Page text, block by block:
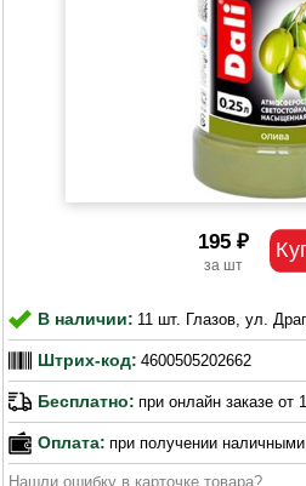
195 ₽
В наличии: 11 шт. Глазов, ул.
Штрих-код: 4600505202662
Бесплатно: при онлайн заказе от
Оплата: при получении
Нашли ошибку в карточке товара?